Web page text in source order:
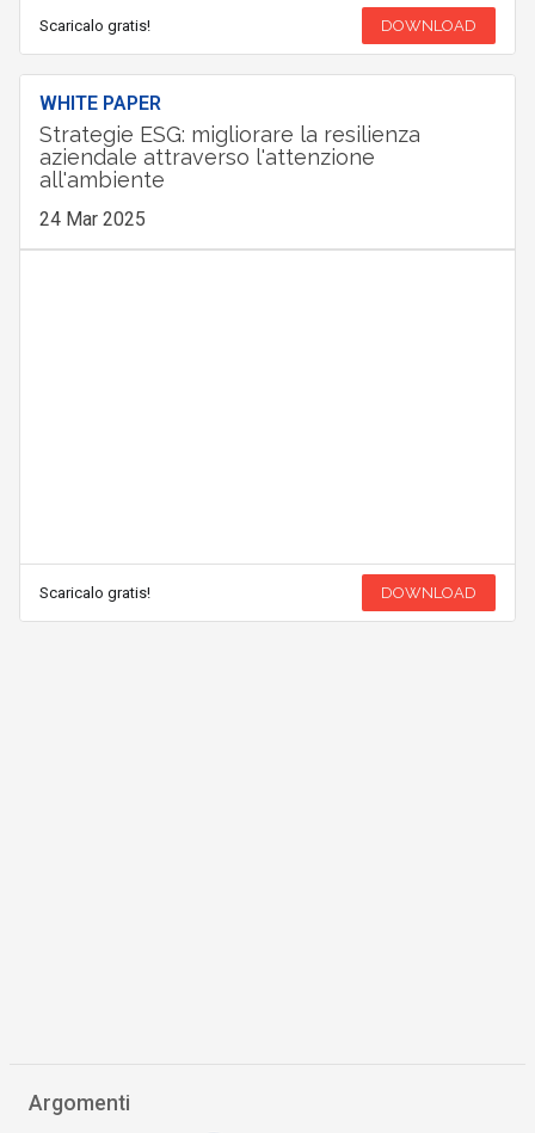
Scaricalo gratis! DOWNLOAD
WHITE PAPER
Strategie ESG: migliorare la resilienza
aziendale attraverso l'attenzione
all'ambiente
24 Mar 2025
Scaricalo gratis! DOWNLOAD
Argomenti